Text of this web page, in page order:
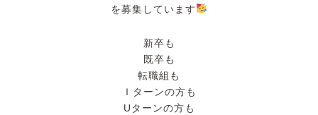
を募集しています
新卒も
既卒も
転職組も
Ｉターンの方も
Uターンの方も